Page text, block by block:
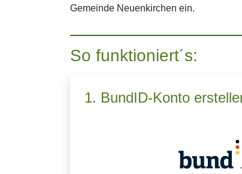
Gemeinde Neuenkirchen ein.
So funktioniert´s:
1. BundID-Konto